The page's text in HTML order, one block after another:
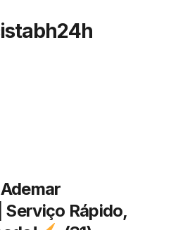
Rápido,